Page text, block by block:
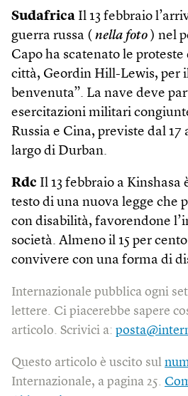
Sudafrica Il 13 febbraio
guerra russa ( nella foto ) nel
Capo ha scatenato le
città, Geordin Hill-Lewis, per
benvenuta”. La nave deve
esercitazioni militari
Russia e Cina, previste dal 17
largo di Durban.
Rdc Il 13 febbraio a Kinshasa
testo di una nuova legge che
con disabilità, favorendone
società. Almeno il 15 per
convivere con una forma di
Internazionale pubblica ogni
lettere. Ci piacerebbe sapere
articolo. Scrivici a:
Questo articolo è uscito sul
Internazionale, a pagina 25.